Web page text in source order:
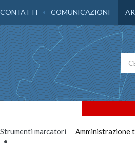
CONTATTI COMUNICAZIONI
Strumenti marcatori Amministrazione